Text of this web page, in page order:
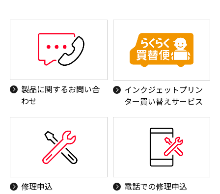
製品に関するお問い合
わせ
インクジェットプリン
ター買い替えサービス
修理申込 電話での修理申込